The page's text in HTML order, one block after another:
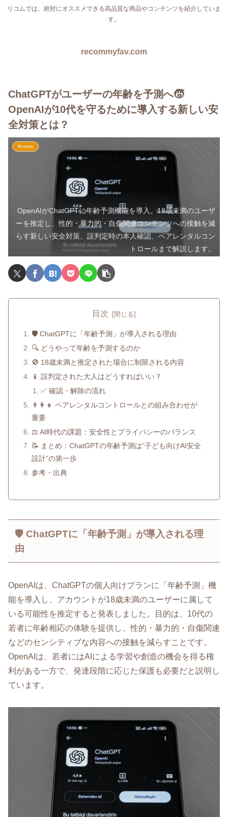
リコムでは、絶対にオススメできる高品質な商品やコンテンツを紹介していま
す。
recommyfav.com
ChatGPTがユーザーの年齢を予測へ🧒
OpenAIが10代を守るために導入する新しい安
全対策とは？
#news
OpenAIがChatGPTに年齢予測機能を導入。18歳未満のユーザ
ーを推定し、性的・暴力的・自傷関連コンテンツへの接触を減
らす新しい安全対策、誤判定時の本人確認、ペアレンタルコン
トロールまで解説します。
目次
🛡️ ChatGPTに「年齢予測」が導入される理由
🔍 どうやって年齢を予測するのか
🚫 18歳未満と推定された場合に制限される内容
📱 誤判定された大人はどうすればいい？
✅ 確認・解除の流れ
👨‍👩‍👧 ペアレンタルコントロールとの組み合わせが
重要
⚖️ AI時代の課題：安全性とプライバシーのバランス
📝 まとめ：ChatGPTの年齢予測は“子ども向けAI安全
設計”の第一歩
参考・出典
🛡️ ChatGPTに「年齢予測」が導入される理
由
OpenAIは、ChatGPTの個人向けプランに「年齢予測」機
能を導入し、アカウントが18歳未満のユーザーに属して
いる可能性を推定すると発表しました。目的は、10代の
若者に年齢相応の体験を提供し、性的・暴力的・自傷関連
などのセンシティブな内容への接触を減らすことです。
OpenAIは、若者にはAIによる学習や創造の機会を得る権
利がある一方で、発達段階に応じた保護も必要だと説明し
ています。